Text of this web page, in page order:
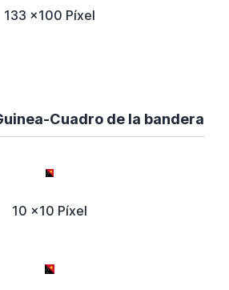
133 x100 Píxel
Cuadro de la bandera
10 x10 Píxel